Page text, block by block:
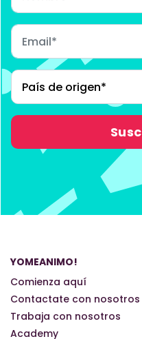
YOMEANIMO!
Comienza aquí
Contactate con nosotros
Trabaja con nosotros
Academy